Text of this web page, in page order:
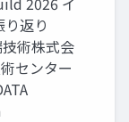
返り
術株式会
センター